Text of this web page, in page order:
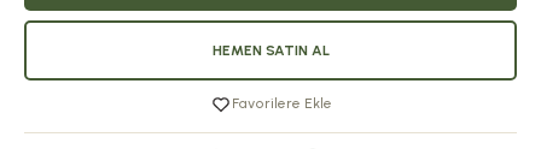
HEMEN SATIN AL
Favorilere Ekle